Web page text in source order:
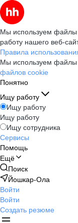
Мы используем файлы
работу нашего веб-
Правила
Мы используем файлы
файлов cookie
Понятно
Ищу работу
Ищу работу
Ищу работу
Ищу сотрудника
Сервисы
Помощь
Ещё
Поиск
Йошкар-Ола
Войти
Войти
Создать резюме